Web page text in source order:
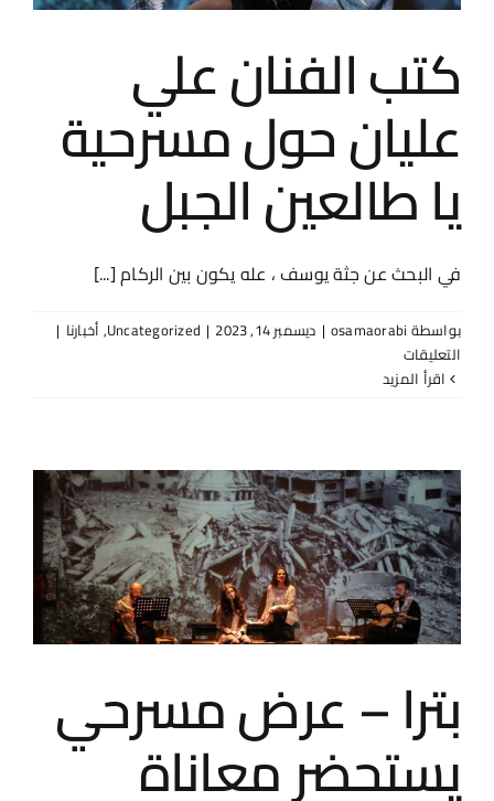
كتب الفنان علي
عليان حول مسرحية
يا طالعين الجبل
في البحث عن جثة يوسف ، عله يكون بين الركام [...]
بواسطة osamaorabi
| ديسمبر 14, 2023 |
Uncategorized
, أخبارنا |
التعليقاتعلى
كتب
حول
مسرحية
يا
طالعين
الجبل
مغلقة
بترا – عرض مسرحي
يستحضر معاناة